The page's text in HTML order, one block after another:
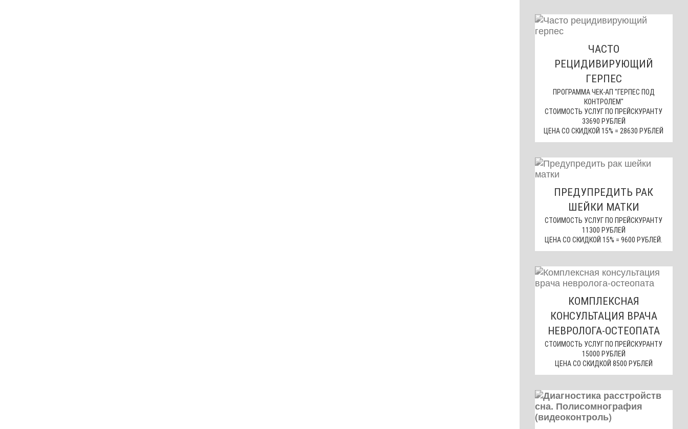
ЧАСТО
РЕЦИДИВИРУЮЩИЙ
ГЕРПЕС
ПРОГРАММА ЧЕК-АП "ГЕРПЕС ПОД
КОНТРОЛЕМ"
СТОИМОСТЬ УСЛУГ ПО ПРЕЙСКУРАНТУ
33690 РУБЛЕЙ
ЦЕНА СО СКИДКОЙ 15% = 28630 РУБЛЕЙ
ПРЕДУПРЕДИТЬ РАК
ШЕЙКИ МАТКИ
СТОИМОСТЬ УСЛУГ ПО ПРЕЙСКУРАНТУ
11300 РУБЛЕЙ
ЦЕНА СО СКИДКОЙ 15% = 9600 РУБЛЕЙ.
КОМПЛЕКСНАЯ
КОНСУЛЬТАЦИЯ ВРАЧА
НЕВРОЛОГА-ОСТЕОПАТА
СТОИМОСТЬ УСЛУГ ПО ПРЕЙСКУРАНТУ
15000 РУБЛЕЙ
ЦЕНА СО СКИДКОЙ 8500 РУБЛЕЙ